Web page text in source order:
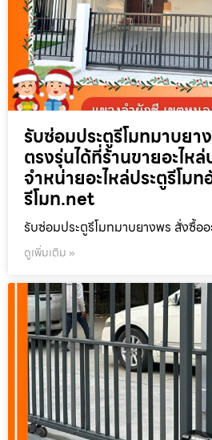
รับซ่อมประตูรีโมทมาบยา
ตรงรุ่นได้ที่ร้านขายอะไห
จำหน่ายอะไหล่ประตูรีโม
รีโมท.net
รับซ่อมประตูรีโมทมาบยางพร สั่งซื้ออ
ดูเพิ่มเติม »